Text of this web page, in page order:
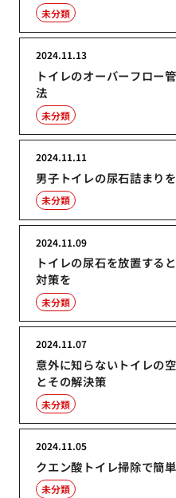
未分類
トイレのオーバーフロー
法
2024.11.13
未分類
男子トイレの尿石詰まり
2024.11.11
未分類
トイレの尿石を放置する
対策を
2024.11.09
未分類
意外に知らないトイレの
とその解決策
2024.11.07
未分類
クエン酸トイレ掃除で簡
2024.11.05
未分類